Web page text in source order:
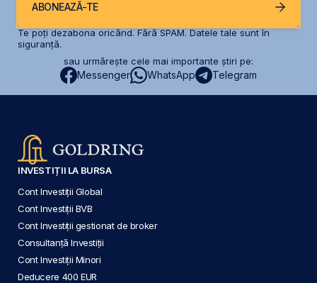
ABONEAZĂ-TE
Te poți dezabona oricând. Fără SPAM. Datele tale sunt în
siguranță.
sau urmărește cele mai importante știri pe:
Messenger WhatsApp Telegram
INVESTIȚII LA BURSA
Cont Investiții Global
Cont Investiții BVB
Cont Investiții gestionat de broker
Consultanță Investiții
Cont Investiții Minori
Deducere 400 EUR